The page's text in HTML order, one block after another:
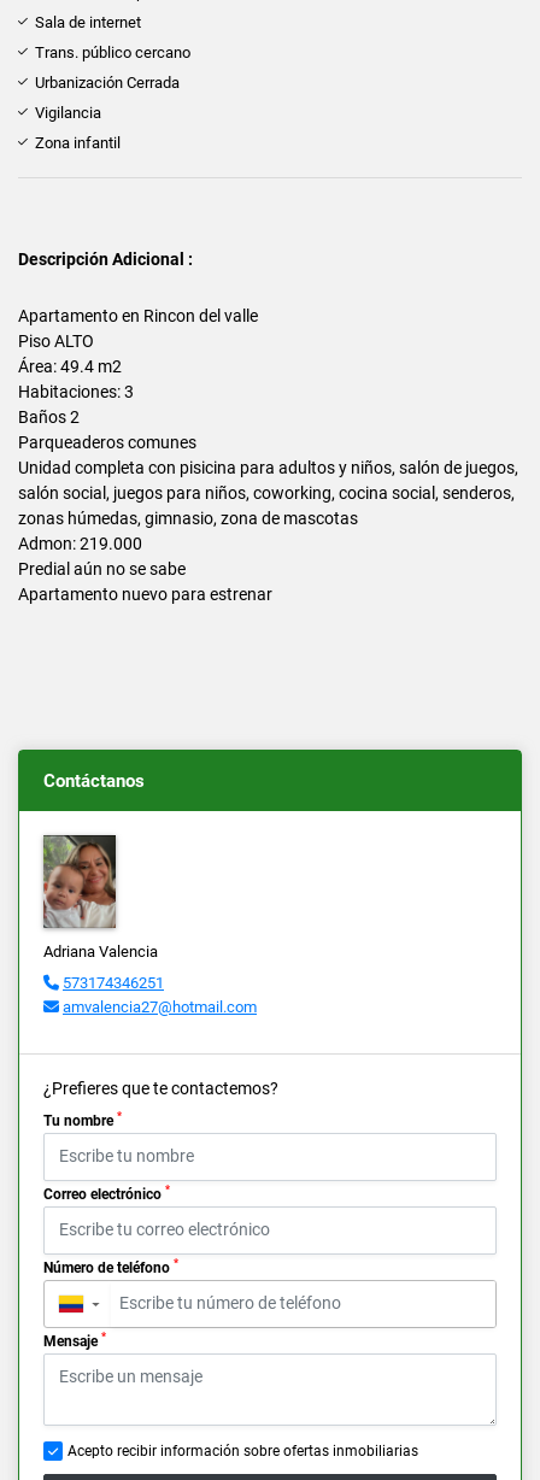
Sala de internet
Trans. público cercano
Urbanización Cerrada
Vigilancia
Zona infantil
Descripción Adicional :
Apartamento en Rincon del valle
Piso ALTO
Área: 49.4 m2
Habitaciones: 3
Baños 2
Parqueaderos comunes
Unidad completa con pisicina para adultos y niños, salón de juegos,
salón social, juegos para niños, coworking, cocina social, senderos,
zonas húmedas, gimnasio, zona de mascotas
Admon: 219.000
Predial aún no se sabe
Apartamento nuevo para estrenar
Contáctanos
Adriana Valencia
573174346251
amvalencia27@hotmail.com
¿Prefieres que te contactemos?
Tu nombre *
Correo electrónico *
Número de teléfono *
▼
Mensaje *
Acepto recibir información sobre ofertas inmobiliarias